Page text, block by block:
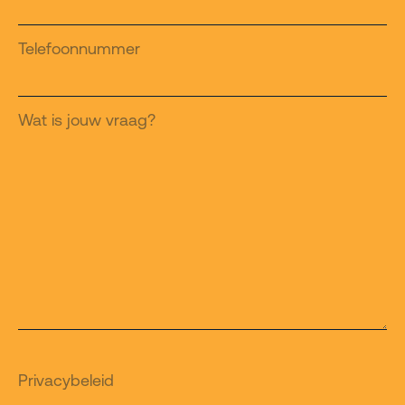
Telefoonnummer
Wat is jouw vraag?
Privacybeleid